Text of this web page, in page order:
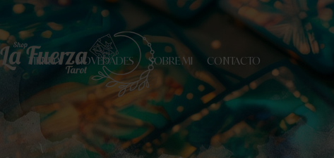
TIENDA NOVEDADES SOBRE MI CONTACTO